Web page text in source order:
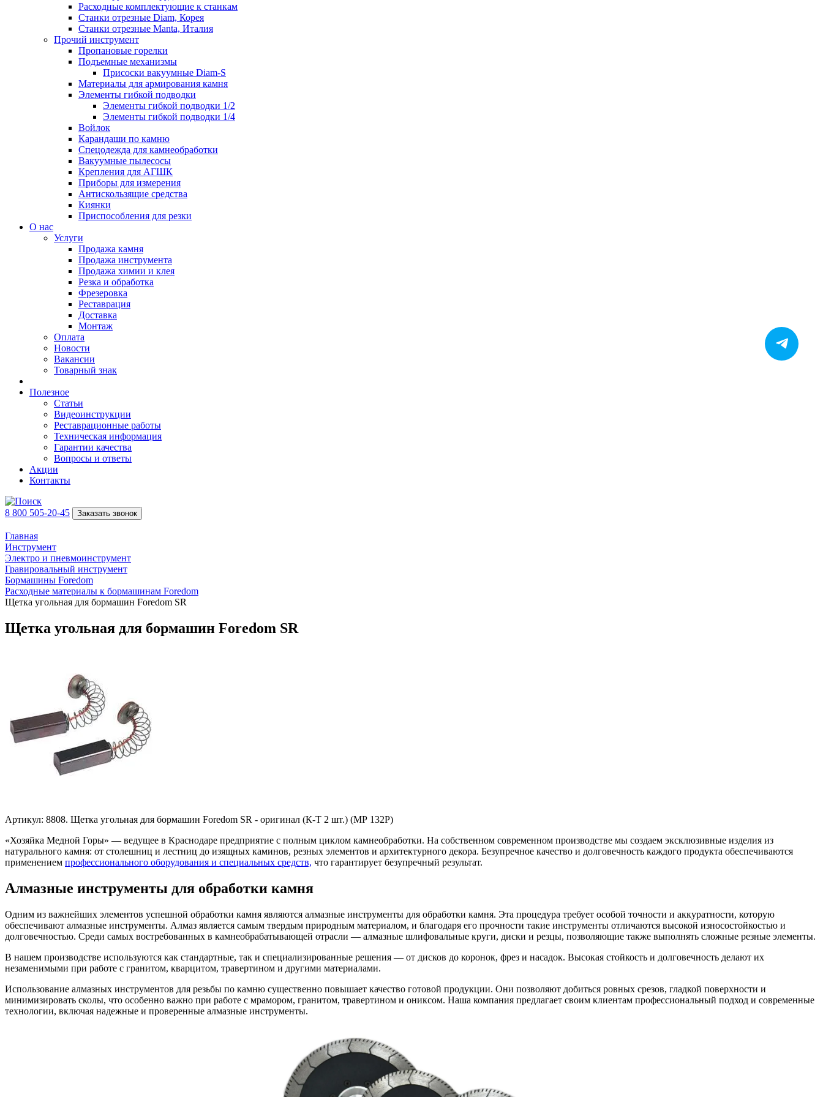
Расходные комплектующие к станкам
Станки отрезные Diam, Корея
Станки отрезные Manta, Италия
Прочий инструмент
Пропановые горелки
Подъeмные механизмы
Присоски вакуумные Diam-S
Материалы для армирования камня
Элементы гибкой подводки
Элементы гибкой подводки 1/2
Элементы гибкой подводки 1/4
Войлок
Карандаши по камню
Спецодежда для камнеобработки
Вакуумные пылесосы
Крепления для АГШК
Приборы для измерения
Антискользящие средства
Киянки
Приспособления для резки
О нас
Услуги
Продажа камня
Продажа инструмента
Продажа химии и клея
Резка и обработка
Фрезеровка
Реставрация
Доставка
Монтаж
Оплата
Новости
Вакансии
Товарный знак
Полезное
Статьи
Видеоинструкции
Реставрационные работы
Техническая информация
Гарантии качества
Вопросы и ответы
Акции
Контакты
8 800 505-20-45 Заказать звонок
Главная
Инструмент
Электро и пневмоинструмент
Гравировальный инструмент
Бормашины Foredom
Расходные материалы к бормашинам Foredom
Щетка угольная для бормашин Foredom SR
Щетка угольная для бормашин Foredom SR
Артикул: 8808. Щетка угольная для бормашин Foredom SR - оригинал (К-Т 2 шт.) (МР 132Р)
«Хозяйка Медной Горы» — ведущее в Краснодаре предприятие с полным циклом камнеобработки. На собственном современном производстве мы создаем эксклюзивные изделия из
натурального камня: от столешниц и лестниц до изящных каминов, резных элементов и архитектурного декора. Безупречное качество и долговечность каждого продукта обеспечиваются
применением профессионального оборудования и специальных средств, что гарантирует безупречный результат.
Алмазные инструменты для обработки камня
Одним из важнейших элементов успешной обработки камня являются алмазные инструменты для обработки камня. Эта процедура требует особой точности и аккуратности, которую
обеспечивают алмазные инструменты. Алмаз является самым твердым природным материалом, и благодаря его прочности такие инструменты отличаются высокой износостойкостью и
долговечностью. Среди самых востребованных в камнеобрабатывающей отрасли — алмазные шлифовальные круги, диски и резцы, позволяющие также выполнять сложные резные элементы.
В нашем производстве используются как стандартные, так и специализированные решения — от дисков до коронок, фрез и насадок. Высокая стойкость и долговечность делают их
незаменимыми при работе с гранитом, кварцитом, травертином и другими материалами.
Использование алмазных инструментов для резьбы по камню существенно повышает качество готовой продукции. Они позволяют добиться ровных срезов, гладкой поверхности и
минимизировать сколы, что особенно важно при работе с мрамором, гранитом, травертином и ониксом. Наша компания предлагает своим клиентам профессиональный подход и современные
технологии, включая надежные и проверенные алмазные инструменты.